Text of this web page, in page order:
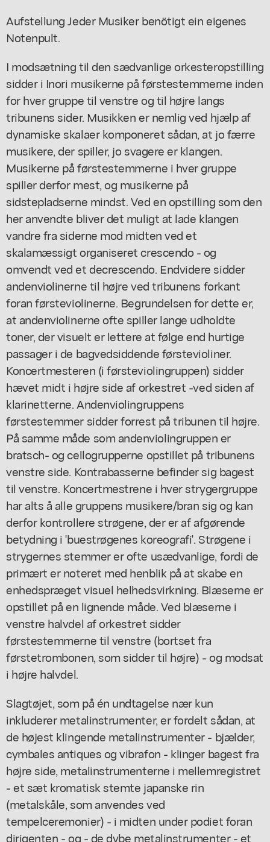
Aufstellung Jeder Musiker benötigt ein eigenes
Notenpult.
I modsætning til den sædvanlige orkesteropstilling
sidder i Inori musikerne på førstestemmerne inden
for hver gruppe til venstre og til højre langs
tribunens sider. Musikken er nemlig ved hjælp af
dynamiske skalaer komponeret sådan, at jo færre
musikere, der spiller, jo svagere er klangen.
Musikerne på førstestemmerne i hver gruppe
spiller derfor mest, og musikerne på
sidstepladserne mindst. Ved en opstilling som den
her anvendte bliver det muligt at lade klangen
vandre fra siderne mod midten ved et
skalamæssigt organiseret crescendo - og
omvendt ved et decrescendo. Endvidere sidder
andenviolinerne til højre ved tribunens forkant
foran førsteviolinerne. Begrundelsen for dette er,
at andenviolinerne ofte spiller lange udholdte
toner, der visuelt er lettere at følge end hurtige
passager i de bagvedsiddende førstevioliner.
Koncertmesteren (i førsteviolingruppen) sidder
hævet midt i højre side af orkestret -ved siden af
klarinetterne. Andenviolingruppens
førstestemmer sidder forrest på tribunen til højre.
På samme måde som andenviolingruppen er
bratsch- og cellogrupperne opstillet på tribunens
venstre side. Kontrabasserne befinder sig bagest
til venstre. Koncertmestrene i hver strygergruppe
har alts å alle gruppens musikere/bran sig og kan
derfor kontrollere strøgene, der er af afgørende
betydning i 'buestrøgenes koreografi'. Strøgene i
strygernes stemmer er ofte usædvanlige, fordi de
primært er noteret med henblik på at skabe en
enhedspræget visuel helhedsvirkning. Blæserne er
opstillet på en lignende måde. Ved blæserne i
venstre halvdel af orkestret sidder
førstestemmerne til venstre (bortset fra
førstetrombonen, som sidder til højre) - og modsat
i højre halvdel.
Slagtøjet, som på én undtagelse nær kun
inkluderer metalinstrumenter, er fordelt sådan, at
de højest klingende metalinstrumenter - bjælder,
cymbales antiques og vibrafon - klinger bagest fra
højre side, metalinstrumenterne i mellemregistret
- et sæt kromatisk stemte japanske rin
(metalskåle, som anvendes ved
tempelceremonier) - i midten under podiet foran
dirigenten - og - de dybe metalinstrumenter - et